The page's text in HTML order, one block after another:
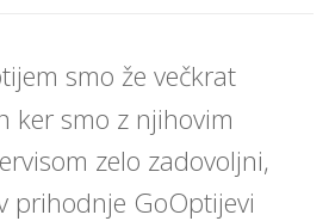
smo že večkrat
ker smo z njihovim
zelo zadovoljni,
prihodnje GoOptijevi